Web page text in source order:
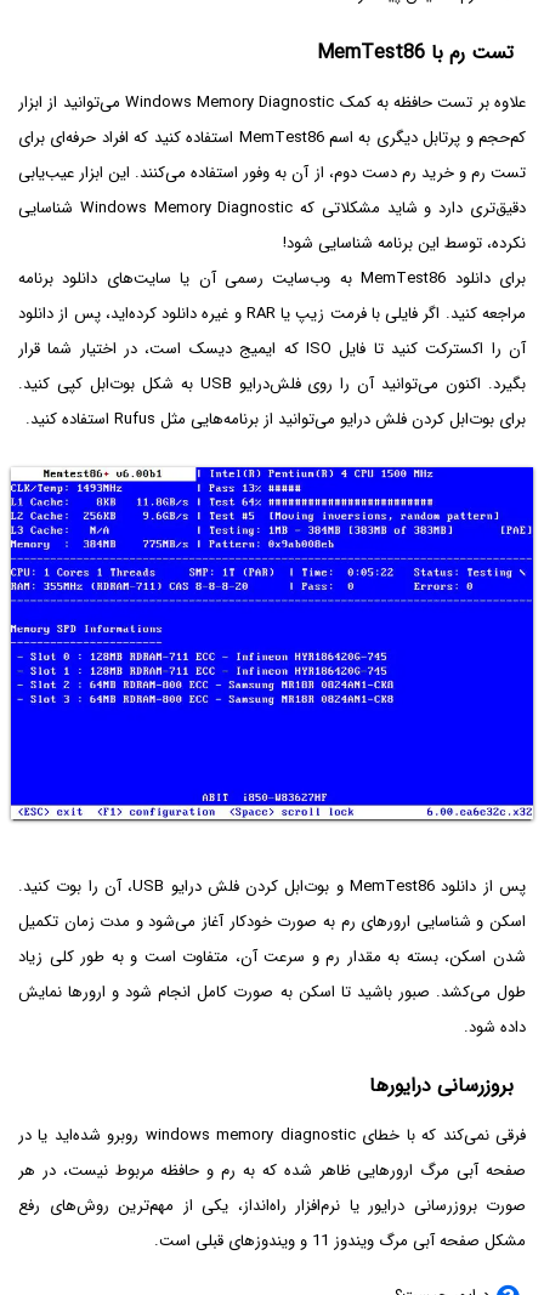
تست رم با MemTest86
علاوه بر تست حافظه به کمک Windows Memory Diagnostic می‌توانید از ابزار
کم‌حجم و پرتابل دیگری به اسم MemTest86 استفاده کنید که افراد حرفه‌ای برای
تست رم و خرید رم دست دوم، از آن به وفور استفاده می‌کنند. این ابزار عیب‌یابی
دقیق‌تری دارد و شاید مشکلاتی که Windows Memory Diagnostic شناسایی
نکرده، توسط این برنامه شناسایی شود!
برای دانلود MemTest86 به وب‌سایت رسمی آن یا سایت‌های دانلود برنامه
مراجعه کنید. اگر فایلی با فرمت زیپ یا RAR و غیره دانلود کرده‌اید، پس از دانلود
آن را اکسترکت کنید تا فایل ISO که ایمیج دیسک است، در اختیار شما قرار
بگیرد. اکنون می‌توانید آن را روی فلش‌درایو USB به شکل بوت‌ابل کپی کنید.
برای بوت‌ابل کردن فلش درایو می‌توانید از برنامه‌هایی مثل Rufus استفاده کنید.
پس از دانلود MemTest86 و بوت‌ابل کردن فلش درایو USB، آن را بوت کنید.
اسکن و شناسایی ارورهای رم به صورت خودکار آغاز می‌شود و مدت زمان تکمیل
شدن اسکن، بسته به مقدار رم و سرعت آن، متفاوت است و به طور کلی زیاد
طول می‌کشد. صبور باشید تا اسکن به صورت کامل انجام شود و ارورها نمایش
داده شود.
بروزرسانی درایورها
فرقی نمی‌کند که با خطای windows memory diagnostic روبرو شده‌اید یا در
صفحه آبی مرگ ارورهایی ظاهر شده که به رم و حافظه مربوط نیست، در هر
صورت بروزرسانی درایور یا نرم‌افزار راه‌انداز، یکی از مهم‌ترین روش‌های رفع
مشکل صفحه آبی مرگ ویندوز 11 و ویندوزهای قبلی است.